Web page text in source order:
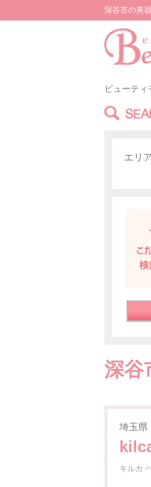
深谷市の美
ビューティ
エリア
深谷
埼玉県
キルカ